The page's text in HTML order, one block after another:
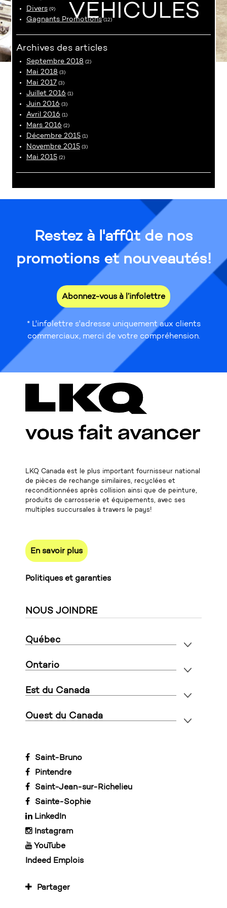
VÉHICULES
Divers(9)
Gagnants Promotions(12)
Archives des articles
Septembre 2018 (2)
Mai 2018 (3)
Mai 2017 (3)
Juillet 2016 (1)
Juin 2016 (3)
Avril 2016 (1)
Mars 2016 (2)
Décembre 2015(1)
Novembre 2015(3)
Mai 2015(2)
Restez à l'affût de nos
promotions et nouveautés!
Abonnez-vous à l’infolettre
* L'infolettre s'adresse uniquement aux clients
commerciaux, merci de votre compréhension.
LKQ Canada est le plus important fournisseur national
de pièces de rechange similaires, recyclées et
reconditionnées après collision ainsi que de peinture,
produits de carrosserie et équipements, avec ses
multiples succursales à travers le pays!
En savoir plus
Politiques et garanties
NOUS JOINDRE
Québec
Ontario
Est du Canada
Ouest du Canada
Saint-Bruno
Pintendre
Saint-Jean-sur-Richelieu
Sainte-Sophie
LinkedIn
Instagram
YouTube
Indeed Emplois
Partager